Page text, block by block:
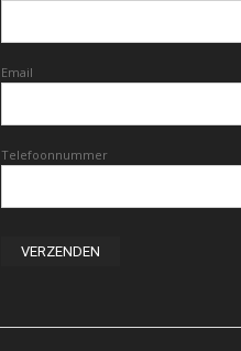
Email
Telefoonnummer